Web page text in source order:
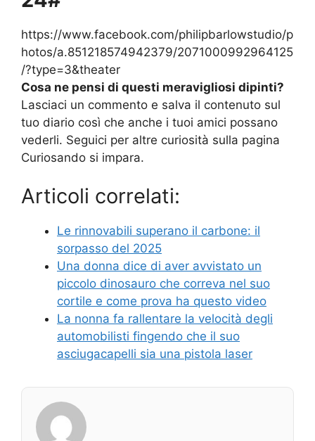
https://www.facebook.com/philipbarlowstudio/p
hotos/a.851218574942379/2071000992964125
/?type=3&theater
Cosa ne pensi di questi meravigliosi dipinti?
Lasciaci un commento e salva il contenuto sul
tuo diario così che anche i tuoi amici possano
vederli. Seguici per altre curiosità sulla pagina
Curiosando si impara.
Articoli correlati:
Le rinnovabili superano il carbone: il
sorpasso del 2025
Una donna dice di aver avvistato un
piccolo dinosauro che correva nel suo
cortile e come prova ha questo video
La nonna fa rallentare la velocità degli
automobilisti fingendo che il suo
asciugacapelli sia una pistola laser